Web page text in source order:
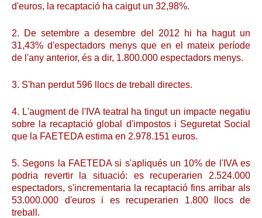
d'euros, la recaptació ha caigut un 32,98%.
2. De setembre a desembre del 2012 hi ha hagut un
31,43% d'espectadors menys que en el mateix període
de l'any anterior, és a dir, 1.800.000 espectadors menys.
3. S'han perdut 596 llocs de treball directes.
4. L'augment de l'IVA teatral ha tingut un impacte negatiu
sobre la recaptació global d'impostos i Seguretat Social
que la FAETEDA estima en 2.978.151 euros.
5. Segons la FAETEDA si s'apliqués un 10% de l'IVA es
podria revertir la situació: es recuperarien 2.524.000
espectadors, s'incrementaria la recaptació fins arribar als
53.000.000 d'euros i es recuperarien 1.800 llocs de
treball.